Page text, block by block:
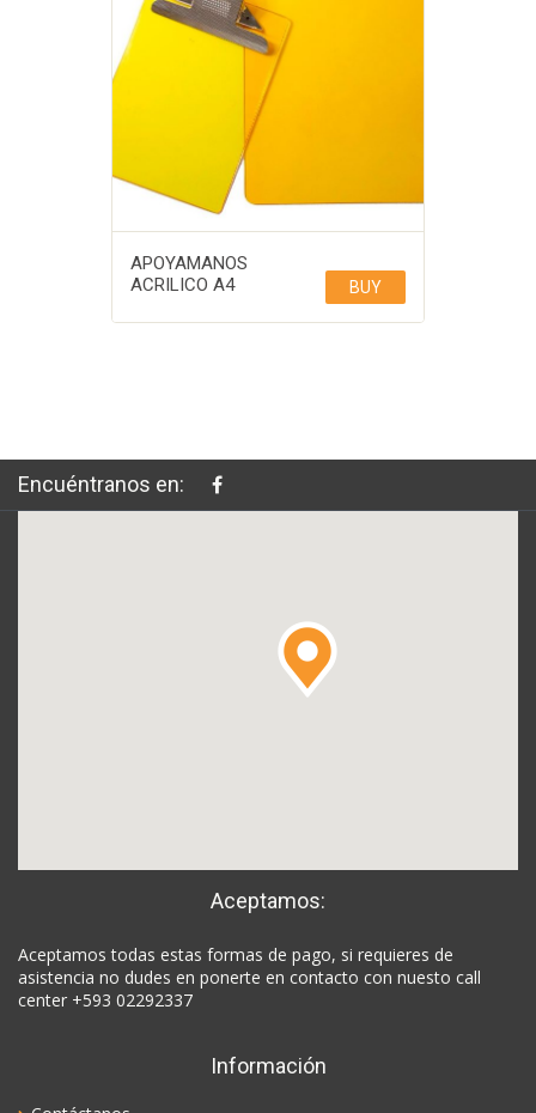
APOYAMANOS
ACRILICO A4
BUY
Encuéntranos en:
Aceptamos:
Aceptamos todas estas formas de pago, si requieres de
asistencia no dudes en ponerte en contacto con nuesto call
center +593 02292337
Información